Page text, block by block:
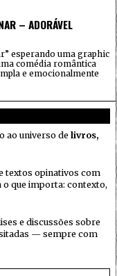
– ADORÁVEL
esperando uma graphic
comédia romântica
e emocionalmente
ao universo de livros,
textos opinativos com
o que importa: contexto,
e discussões sobre
— sempre com